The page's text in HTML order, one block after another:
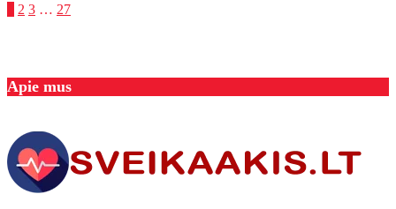
2 3 … 27
Apie mus